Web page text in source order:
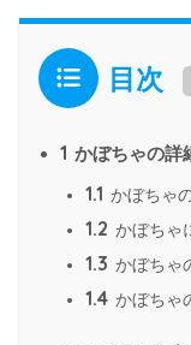
目次
1 かぼちゃの詳
1.1 かぼちゃ
1.2 かぼちゃ
1.3 かぼちゃ
1.4 かぼちゃ